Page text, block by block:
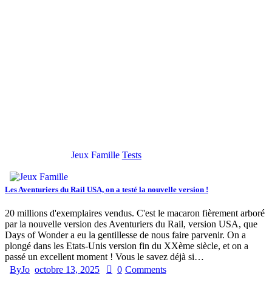
Jeux Famille Tests
Les Aventuriers du Rail USA, on a testé la nouvelle version !
20 millions d'exemplaires vendus. C'est le macaron fièrement arboré
par la nouvelle version des Aventuriers du Rail, version USA, que
Days of Wonder a eu la gentillesse de nous faire parvenir. On a
plongé dans les Etats-Unis version fin du XXème siècle, et on a
passé un excellent moment ! Vous le savez déjà si…
ByJo octobre 13, 2025 0 Comments